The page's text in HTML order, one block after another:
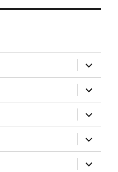
expande
el
menú
inferior
expande
el
menú
inferior
expande
el
menú
inferior
expande
el
menú
inferior
expande
el